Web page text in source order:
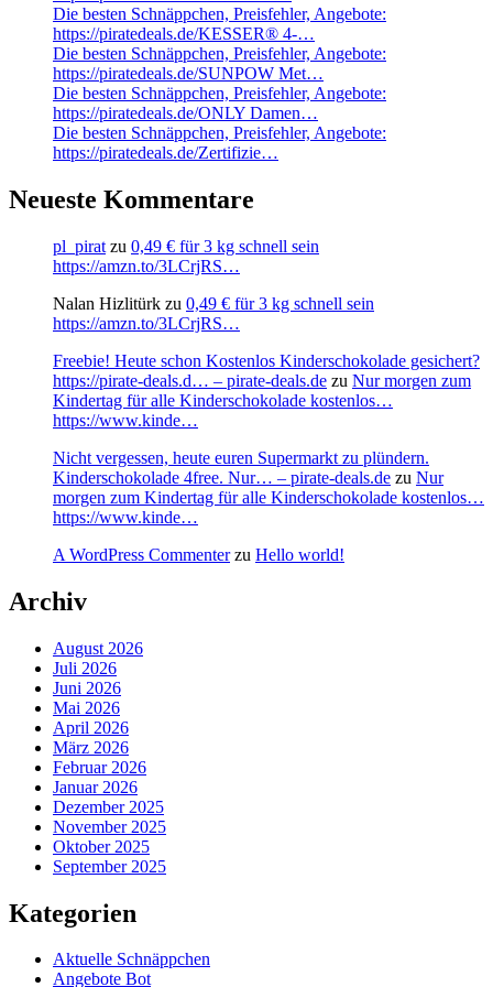
Die besten Schnäppchen, Preisfehler, Angebote:
https://piratedeals.de/KESSER® 4-…
Die besten Schnäppchen, Preisfehler, Angebote:
https://piratedeals.de/SUNPOW Met…
Die besten Schnäppchen, Preisfehler, Angebote:
https://piratedeals.de/ONLY Damen…
Die besten Schnäppchen, Preisfehler, Angebote:
https://piratedeals.de/Zertifizie…
Neueste Kommentare
pl_pirat zu 0,49 € für 3 kg schnell sein
https://amzn.to/3LCrjRS…
Nalan Hizlitürk zu 0,49 € für 3 kg schnell sein
https://amzn.to/3LCrjRS…
Freebie! Heute schon Kostenlos Kinderschokolade gesichert?
https://pirate-deals.d… – pirate-deals.de zu Nur morgen zum
Kindertag für alle Kinderschokolade kostenlos…
https://www.kinde…
Nicht vergessen, heute euren Supermarkt zu plündern.
Kinderschokolade 4free. Nur… – pirate-deals.de zu Nur
morgen zum Kindertag für alle Kinderschokolade kostenlos…
https://www.kinde…
A WordPress Commenterzu Hello world!
Archiv
August 2026
Juli 2026
Juni 2026
Mai 2026
April 2026
März 2026
Februar 2026
Januar 2026
Dezember 2025
November 2025
Oktober 2025
September 2025
Kategorien
Aktuelle Schnäppchen
Angebote Bot